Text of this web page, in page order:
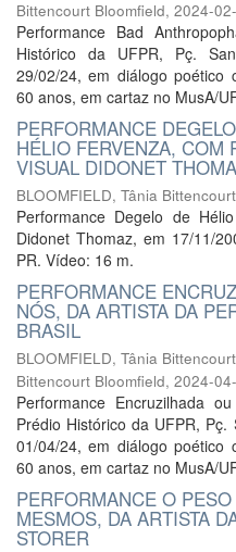
Bittencourt Bloomfield, 2024-
Performance Bad
Histórico da UFPR, Pç.
29/02/24, em diálogo poético
60 anos, em cartaz no MusA/
PERFORMANCE
HÉLIO FERVENZA, COM
VISUAL DIDONET
BLOOMFIELD, Tânia Bittencourt
Performance Degelo de
Didonet Thomaz, em 17/11/
PR. Vídeo: 16 m.
PERFORMANCE
NÓS, DA ARTISTA DA
BRASIL
BLOOMFIELD, Tânia Bittencourt
Bittencourt Bloomfield, 2024-
Performance Encruzilhada
Prédio Histórico da UFPR,
01/04/24, em diálogo poético
60 anos, em cartaz no MusA/
PERFORMANCE O
MESMOS, DA ARTISTA
STORER